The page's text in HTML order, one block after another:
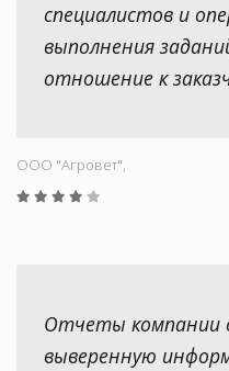
специалистов и
выполнения
отношение к
ООО "Aгровет",
Отчеты компании
выверенную